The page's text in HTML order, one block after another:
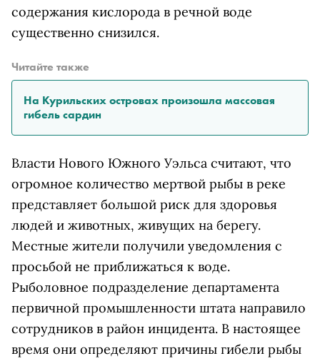
содержания кислорода в речной воде
существенно снизился.
Читайте также
На Курильских островах произошла массовая
гибель сардин
Власти Нового Южного Уэльса считают, что
огромное количество мертвой рыбы в реке
представляет большой риск для здоровья
людей и животных, живущих на берегу.
Местные жители получили уведомления с
просьбой не приближаться к воде.
Рыболовное подразделение департамента
первичной промышленности штата направило
сотрудников в район инцидента. В настоящее
время они определяют причины гибели рыбы